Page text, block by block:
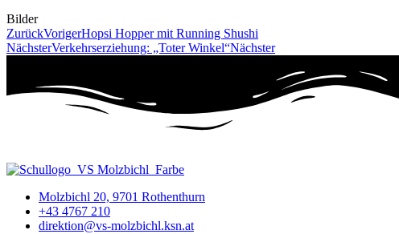
Bilder
ZurückVorigerHopsi Hopper mit Running Shushi
NächsterVerkehrserziehung: „Toter Winkel“Nächster
Molzbichl 20, 9701 Rothenthurn
+43 4767 210
direktion@vs-molzbichl.ksn.at